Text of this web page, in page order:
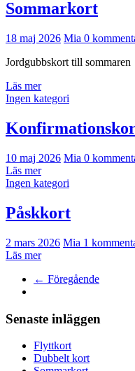
Sommarkort
18 maj 2026 Mia 0
Jordgubbskort till sommaren
Läs mer
Ingen kategori
10 maj 2026 Mia 0
Läs mer
Ingen kategori
Påskkort
2 mars 2026 Mia 1
Läs mer
← Föregående
Senaste inläggen
Flyttkort
Dubbelt kort